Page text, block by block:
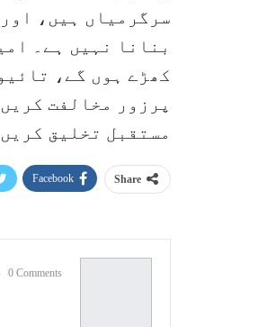
سرگرمیاں ہیں،
بنانا نہیں ہے۔
کھڑے ہوں گے،
پرزور مخالفت
مستقبل تخلیق کریں
Share
Facebook
0 Comments